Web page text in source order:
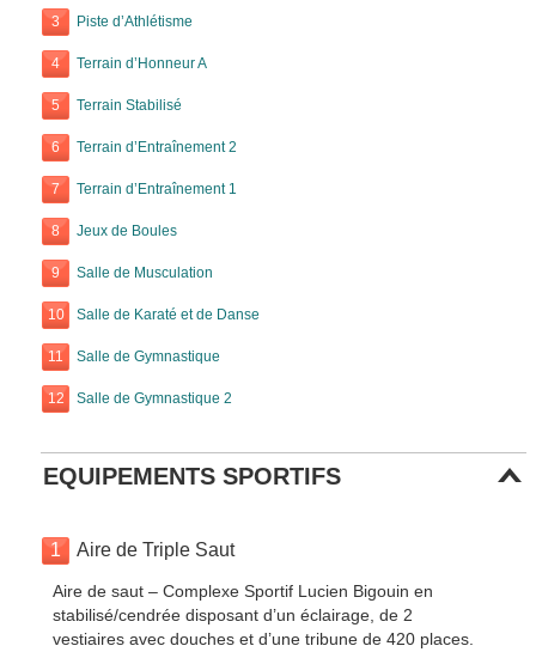
3 Piste d’Athlétisme
4 Terrain d’Honneur A
5 Terrain Stabilisé
6 Terrain d’Entraînement 2
7 Terrain d’Entraînement 1
8 Jeux de Boules
9 Salle de Musculation
10 Salle de Karaté et de Danse
11 Salle de Gymnastique
12 Salle de Gymnastique 2
EQUIPEMENTS SPORTIFS
1 Aire de Triple Saut
Aire de saut – Complexe Sportif Lucien Bigouin en
stabilisé/cendrée disposant d’un éclairage, de 2
vestiaires avec douches et d’une tribune de 420 places.